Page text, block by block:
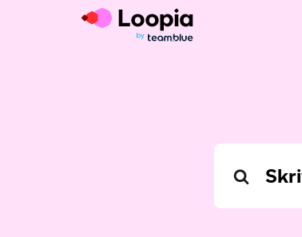
Search